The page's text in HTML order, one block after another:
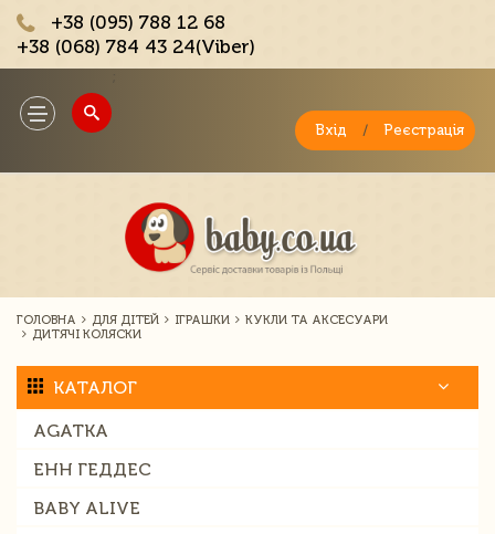
+38 (095) 788 12 68
+38 (068) 784 43 24(Viber)
Toggle
navigation
Вхід / Реєстрація
ГОЛОВНА ДЛЯ ДІТЕЙ ІГРАШКИ
КУКЛИ ТА АКСЕСУАРИ
ДИТЯЧІ КОЛЯСКИ
КАТАЛОГ
AGATKA
ЕНН ГЕДДЕС
BABY ALIVE